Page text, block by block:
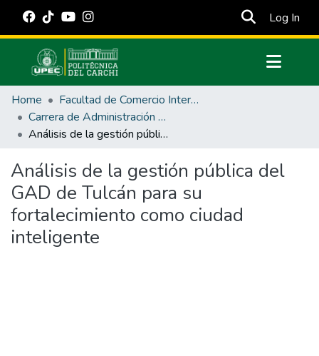
Log In
Communities & Collections
All of DSpace
Statistics
Estadísticas Externas
Manuales
Home
Facultad de Comercio Internacional, Integración, Administración y Economía Empresarial
Carrera de Administración Pública
Análisis de la gestión pública del GAD de Tulcán para su fortalecimiento como ciudad inteligente
Análisis de la gestión pública del
GAD de Tulcán para su
fortalecimiento como ciudad
inteligente